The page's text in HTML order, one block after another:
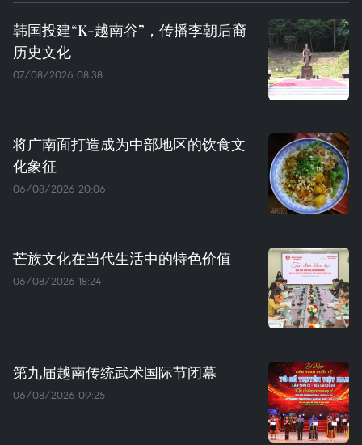
韩国投建“K-越南谷”，传播李朝后裔
历史文化
07/08/2026 08:38
将广南面打造成为中部地区的饮食文
化象征
06/08/2026 20:06
芒族文化在当代生活中的特色价值
06/08/2026 18:24
第九届越南传统武术国际节闭幕
06/08/2026 09:25